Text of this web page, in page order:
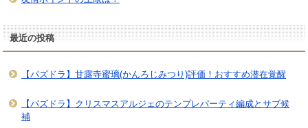
最近の投稿
【パズドラ】甘露寺蜜璃(かんろじみつり)評価！おすすめ潜在覚醒
【パズドラ】クリスマスアルジェのテンプレパーティ編成とサブ候
補